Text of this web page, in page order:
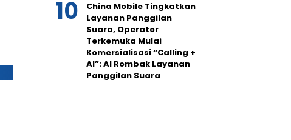
China Mobile Tingkatkan
Layanan Panggilan
Suara, Operator
Terkemuka Mulai
Komersialisasi “Calling +
AI”: AI Rombak Layanan
Panggilan Suara